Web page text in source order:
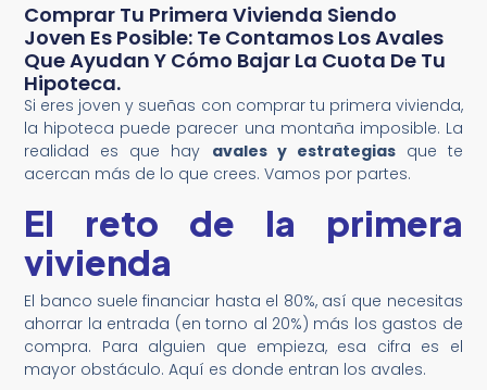
Comprar Tu Primera Vivienda Siendo
Joven Es Posible: Te Contamos Los Avales
Que Ayudan Y Cómo Bajar La Cuota De Tu
Hipoteca.
Si eres joven y sueñas con comprar tu primera vivienda,
la hipoteca puede parecer una montaña imposible. La
realidad es que hay avales y estrategiasque te
acercan más de lo que crees. Vamos por partes.
El reto de la primera
vivienda
El banco suele financiar hasta el 80%, así que necesitas
ahorrar la entrada (en torno al 20%) más los gastos de
compra. Para alguien que empieza, esa cifra es el
mayor obstáculo. Aquí es donde entran los avales.